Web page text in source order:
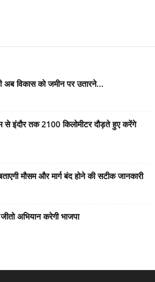
अब विकास को जमीन पर उतारने...
से इंदौर तक 2100 किलोमीटर दौड़ते हुए करेंगे
मौसम और मार्ग बंद होने की सटीक जानकारी
अभियान करेगी भाजपा